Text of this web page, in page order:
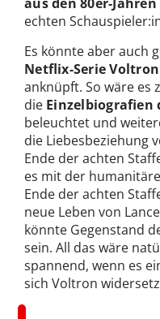
echten
Es könnte aber auch
Netflix-Serie
anknüpft. So wäre es
die Einzelbiografien
beleuchtet und
die Liebesbeziehung
Ende der achten
es mit der
Ende der achten
neue Leben von
könnte Gegenstand
sein. All das wäre
spannend, wenn es
sich Voltron